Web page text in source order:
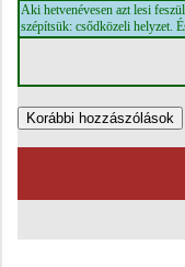
Aki hetvenévesen azt lesi
szépítsük: csődközeli helyzet.